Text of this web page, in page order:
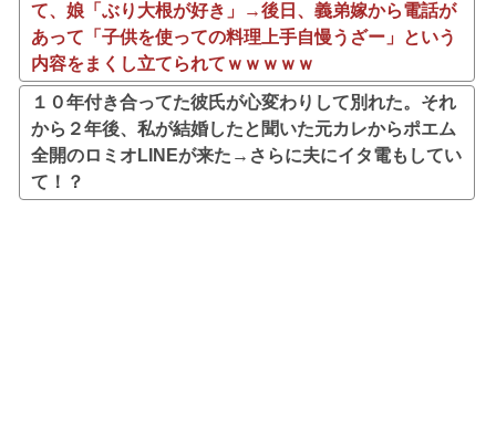
て、娘「ぶり大根が好き」→後日、義弟嫁から電話が
あって「子供を使っての料理上手自慢うざー」という
内容をまくし立てられてｗｗｗｗｗ
１０年付き合ってた彼氏が心変わりして別れた。それ
から２年後、私が結婚したと聞いた元カレからポエム
全開のロミオLINEが来た→さらに夫にイタ電もしてい
て！？